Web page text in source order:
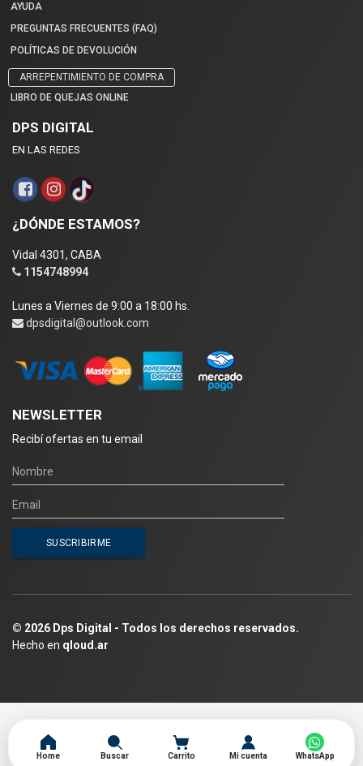
AYUDA
PREGUNTAS FRECUENTES (FAQ)
POLÍTICAS DE DEVOLUCIÓN
ARREPENTIMIENTO DE COMPRA
LIBRO DE QUEJAS ONLINE
DPS DIGITAL
EN LAS REDES
¿DÓNDE ESTAMOS?
Vidal 4301, CABA
1154748994
Lunes a Viernes de 9:00 a 18:00 hs.
dpsdigital@outlook.com
NEWSLETTER
Recibí ofertas en tu email
© 2026 Dps Digital - Todos los derechos reservados.
Hecho en qloud.ar
Home Buscar Carrito Mi cuenta